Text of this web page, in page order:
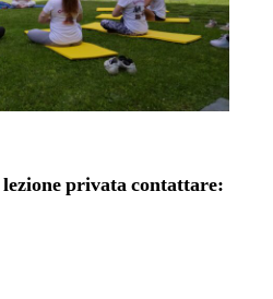
lezione privata contattare: